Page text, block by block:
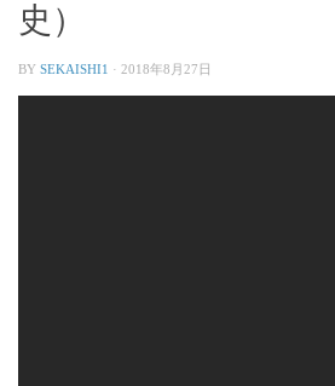
史）
BY SEKAISHI1 · 2018年8月27日